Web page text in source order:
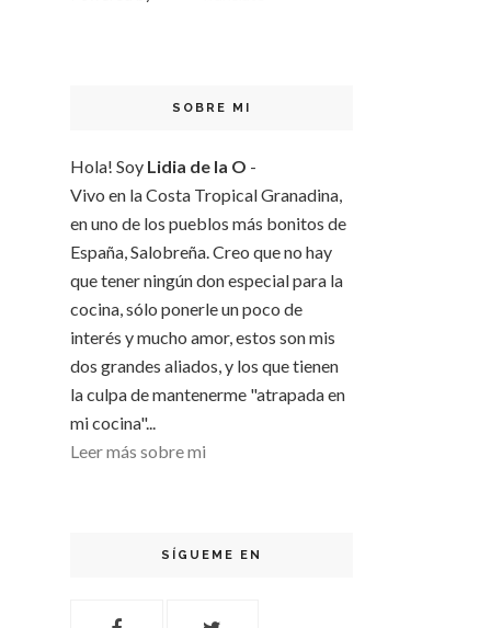
SOBRE MI
Hola! Soy Lidia de la O -
Vivo en la Costa Tropical Granadina,
en uno de los pueblos más bonitos de
España, Salobreña. Creo que no hay
que tener ningún don especial para la
cocina, sólo ponerle un poco de
interés y mucho amor, estos son mis
dos grandes aliados, y los que tienen
la culpa de mantenerme "atrapada en
mi cocina"...
Leer más sobre mi
SÍGUEME EN